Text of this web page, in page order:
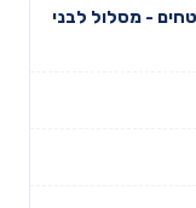
דמי ניהול
- מסלול לבני